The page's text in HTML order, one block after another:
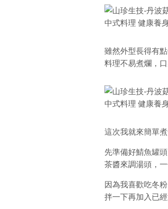
雖然外型長得有
料理不易煮爛，
這次我就來簡單
先準備好鯖魚罐
茶醬來調湯頭，
因為我喜歡吃冬
拌一下再加入已